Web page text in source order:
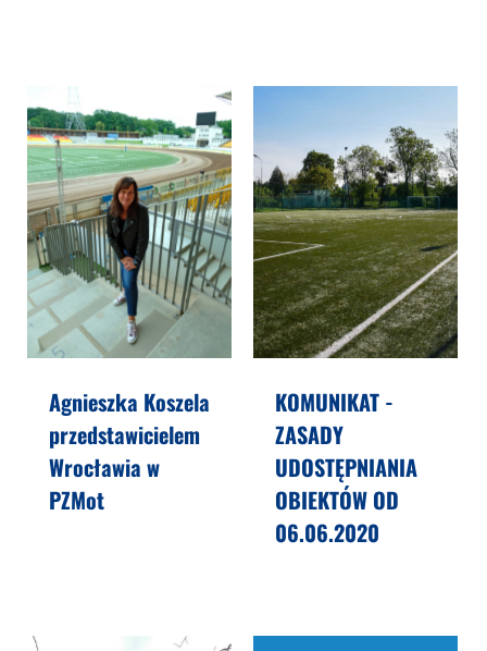
Agnieszka Koszela
przedstawicielem
Wrocławia w
PZMot
KOMUNIKAT -
ZASADY
UDOSTĘPNIANIA
OBIEKTÓW OD
06.06.2020